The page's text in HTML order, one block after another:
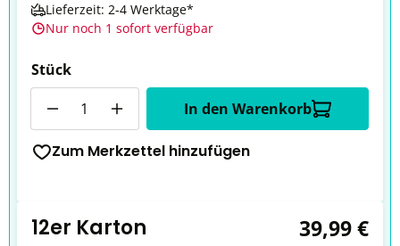
Lieferzeit: 2-4 Werktage*
Nur noch 1 sofort verfügbar
Stück
In den Warenkorb
Zum Merkzettel hinzufügen
12er Karton 39,99 €